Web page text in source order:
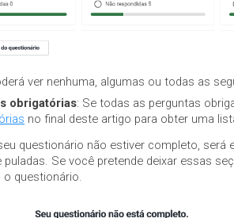
ver nenhuma, algumas ou todas as
obrigatórias: Se todas as perguntas
no final deste artigo para obter uma
questionário não estiver completo,
Se você pretende deixar essas
o questionário.